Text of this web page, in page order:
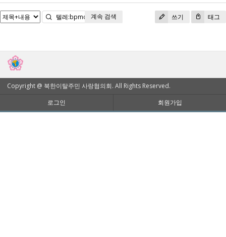
쓰기 태그
검색
계속 검색
Copyright @ 북한이탈주민 사랑협의회. All Rights Reserved.
로그인
회원가입